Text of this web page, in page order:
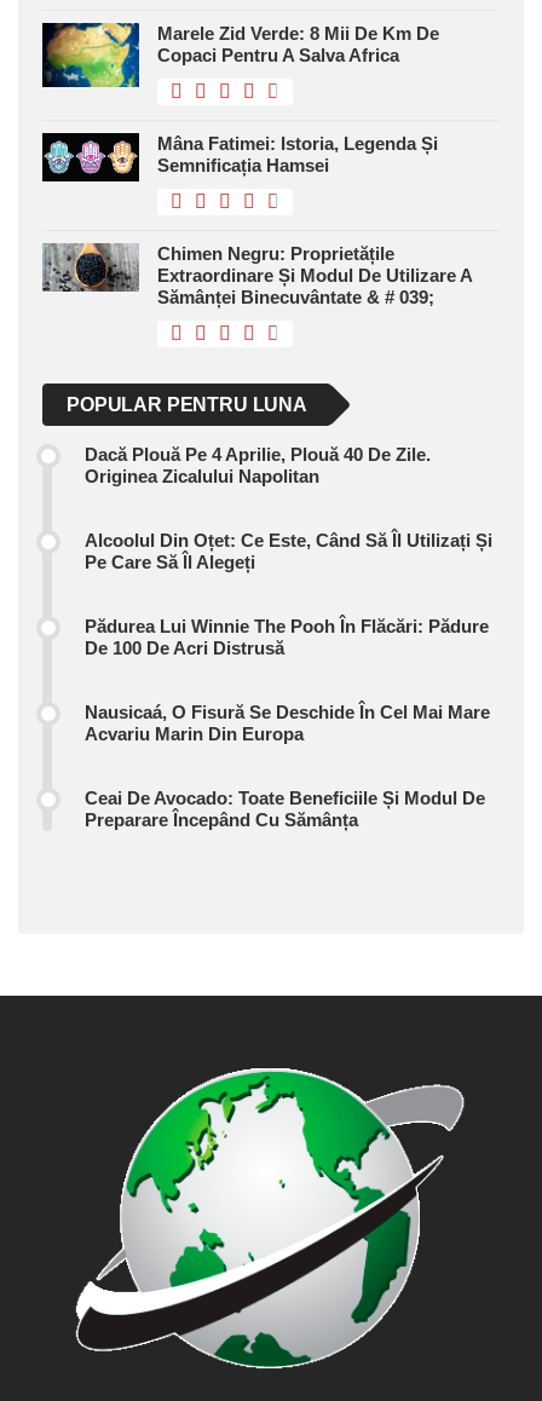
Marele Zid Verde: 8 Mii De Km De
Copaci Pentru A Salva Africa
Mâna Fatimei: Istoria, Legenda Și
Semnificația Hamsei
Chimen Negru: Proprietățile
Extraordinare Și Modul De Utilizare A
Sămânței Binecuvântate & # 039;
POPULAR PENTRU LUNA
Dacă Plouă Pe 4 Aprilie, Plouă 40 De Zile.
Originea Zicalului Napolitan
Alcoolul Din Oțet: Ce Este, Când Să Îl Utilizați Și
Pe Care Să Îl Alegeți
Pădurea Lui Winnie The Pooh În Flăcări: Pădure
De 100 De Acri Distrusă
Nausicaá, O Fisură Se Deschide În Cel Mai Mare
Acvariu Marin Din Europa
Ceai De Avocado: Toate Beneficiile Și Modul De
Preparare Începând Cu Sămânța